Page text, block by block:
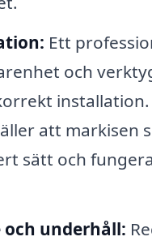
Ett
och
att markisen
sätt och
och underhåll: